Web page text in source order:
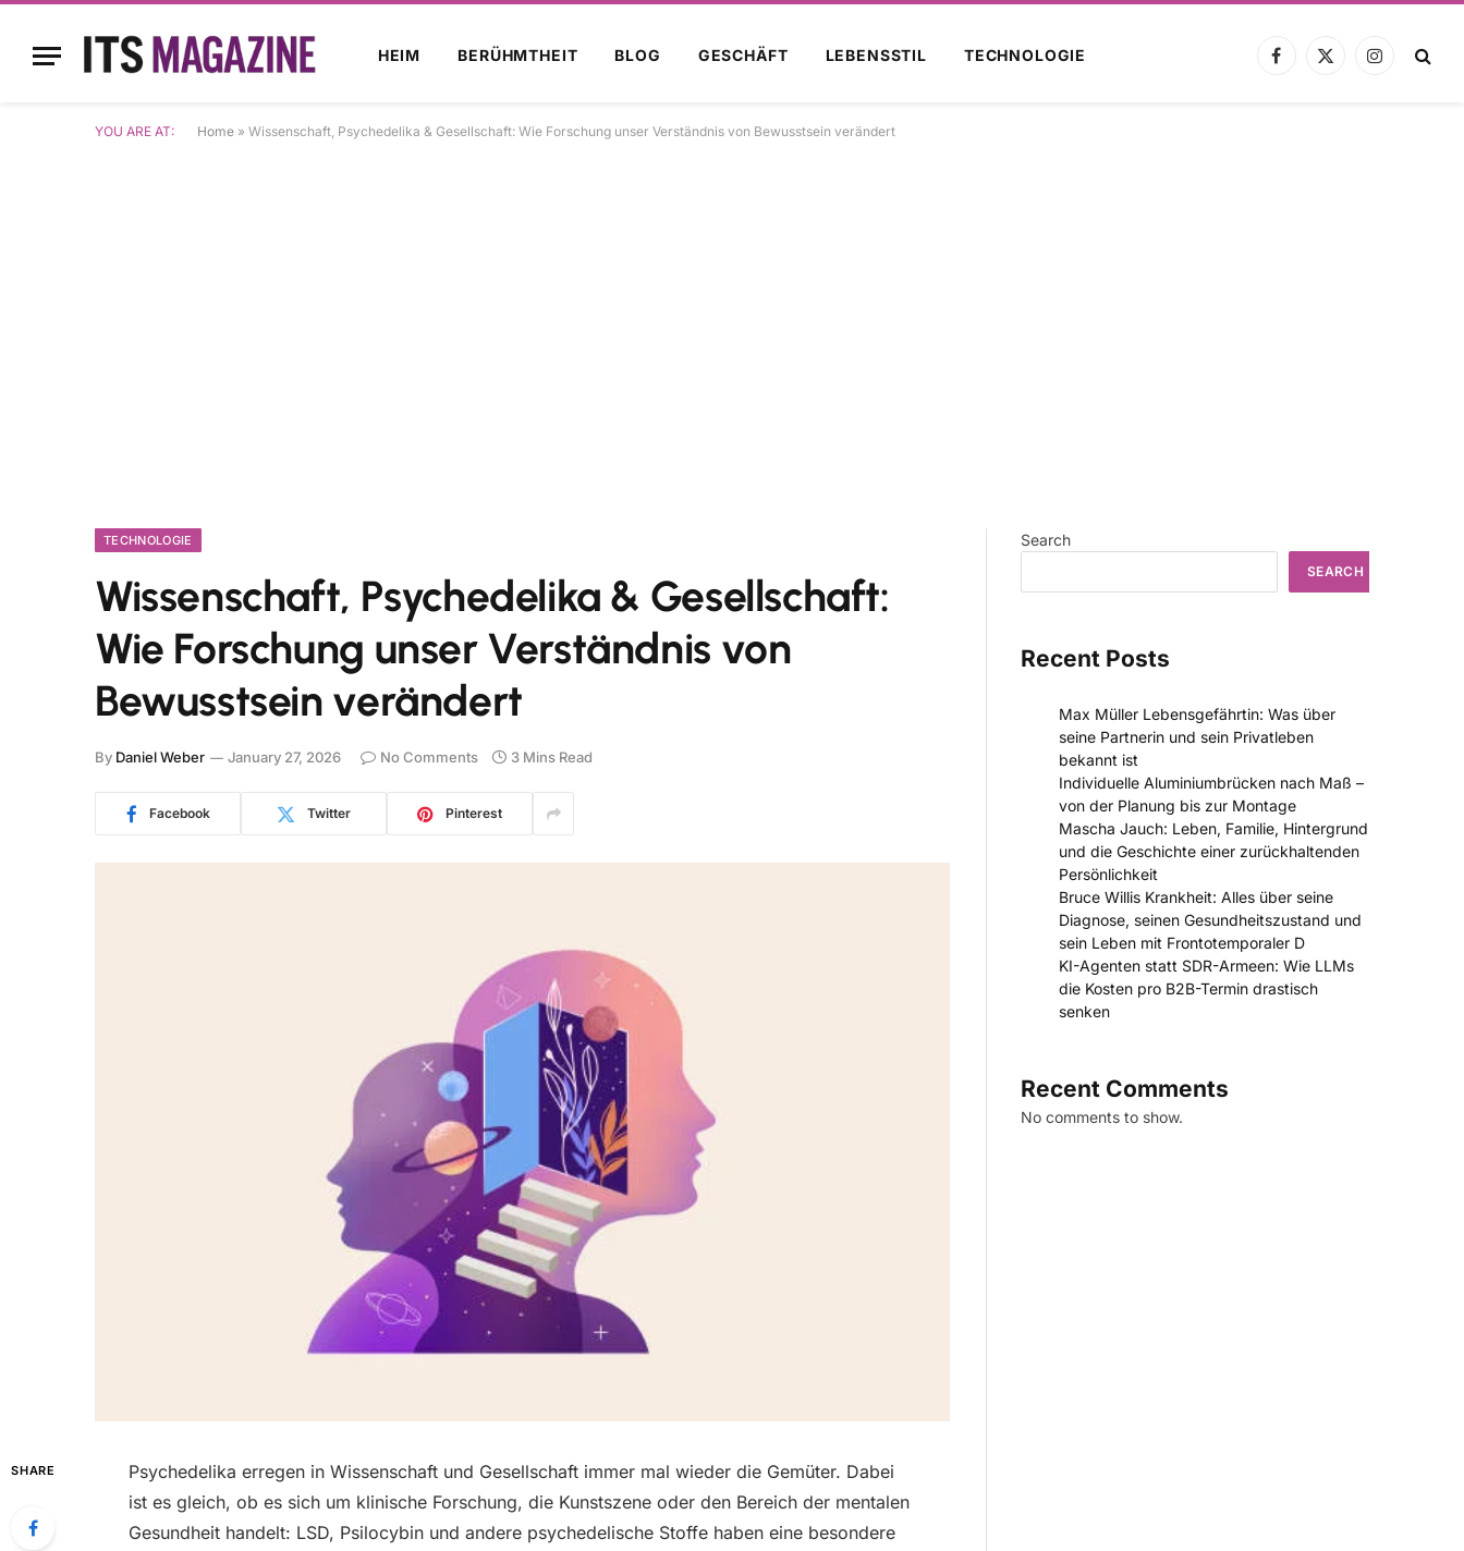
HEIM BERÜHMTHEIT BLOG GESCHÄFT LEBENSSTIL TECHNOLOGIE
Facebook
X
Instagram
YOU ARE AT: Home » Wissenschaft, Psychedelika & Gesellschaft: Wie Forschung unser Verständnis von Bewusstsein verändert
TECHNOLOGIE
Wissenschaft, Psychedelika & Gesellschaft:
Wie Forschung unser Verständnis von
Bewusstsein verändert
By Daniel Weber January 27, 2026 No Comments 3 Mins Read
Facebook Twitter Pinterest
SHARE
Psychedelika erregen in Wissenschaft und Gesellschaft immer mal wieder die Gemüter. Dabei
ist es gleich, ob es sich um klinische Forschung, die Kunstszene oder den Bereich der mentalen
Gesundheit handelt: LSD, Psilocybin und andere psychedelische Stoffe haben eine besondere
Search
SEARCH
Recent Posts
Max Müller Lebensgefährtin: Was über
seine Partnerin und sein Privatleben
bekannt ist
Individuelle Aluminiumbrücken nach Maß –
von der Planung bis zur Montage
Mascha Jauch: Leben, Familie, Hintergrund
und die Geschichte einer zurückhaltenden
Persönlichkeit
Bruce Willis Krankheit: Alles über seine
Diagnose, seinen Gesundheitszustand und
sein Leben mit Frontotemporaler D
KI-Agenten statt SDR-Armeen: Wie LLMs
die Kosten pro B2B-Termin drastisch
senken
Recent Comments
No comments to show.